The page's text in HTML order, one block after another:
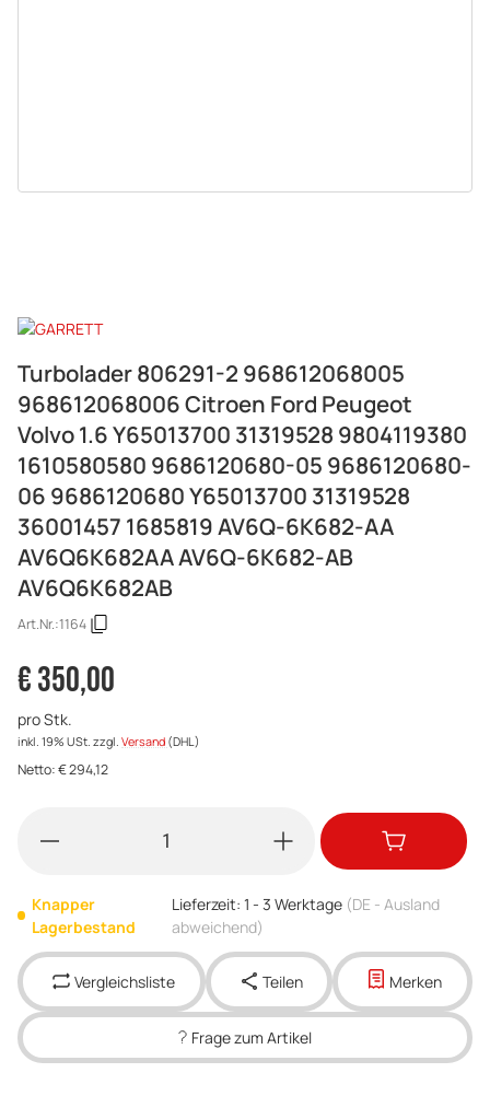
Turbolader 806291-2 968612068005
968612068006 Citroen Ford Peugeot
Volvo 1.6 Y65013700 31319528 9804119380
1610580580 9686120680-05 9686120680-
06 9686120680 Y65013700 31319528
36001457 1685819 AV6Q-6K682-AA
AV6Q6K682AA AV6Q-6K682-AB
AV6Q6K682AB
Art.Nr.:1164
€ 350,00
pro Stk.
inkl. 19% USt. zzgl. Versand (DHL)
Netto:€294,12
Knapper
Lagerbestand
Lieferzeit: 1 - 3 Werktage (DE - Ausland
abweichend)
Vergleichsliste Teilen Merken
Frage zum Artikel